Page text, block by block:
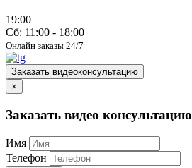
19:00
Сб: 11:00 - 18:00
Онлайн заказы 24/7
Заказать видеоконсультацию
×
Заказать видео консультацию
Имя
Телефон